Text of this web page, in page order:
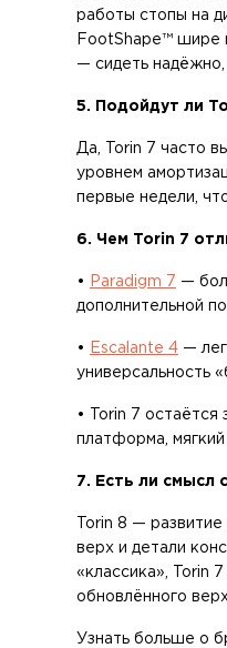
работы стопы на
FootShape™ шире
— сидеть надёжно,
5. Подойдут ли
Да, Torin 7 часто
уровнем
первые недели,
6. Чем Torin 7
• Paradigm 7 —
дополнительной
• Escalante 4 —
универсальность
• Torin 7 остаётся
платформа,
7. Есть ли смысл
Torin 8 —
верх и детали
«классика», Torin
обновлённого
Узнать больше о